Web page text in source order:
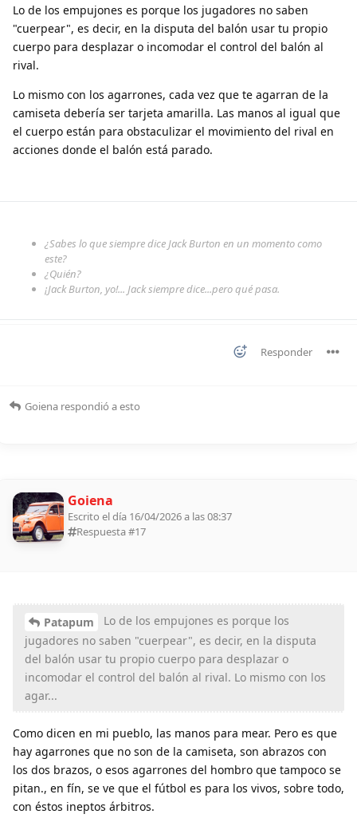
Lo de los empujones es porque los jugadores no saben
"cuerpear", es decir, en la disputa del balón usar tu propio
cuerpo para desplazar o incomodar el control del balón al
rival.
Lo mismo con los agarrones, cada vez que te agarran de la
camiseta debería ser tarjeta amarilla. Las manos al igual que
el cuerpo están para obstaculizar el movimiento del rival en
acciones donde el balón está parado.
¿Sabes lo que siempre dice Jack Burton en un momento como
este?
¿Quién?
¡Jack Burton, yo!... Jack siempre dice...pero qué pasa.
Responder
Goiena respondió a esto
Goiena
Escrito el día 16/04/2026 a las 08:37
Respuesta #17
Patapum
Lo de los empujones es porque los
jugadores no saben "cuerpear", es decir, en la disputa
del balón usar tu propio cuerpo para desplazar o
incomodar el control del balón al rival. Lo mismo con los
agar...
Como dicen en mi pueblo, las manos para mear. Pero es que
hay agarrones que no son de la camiseta, son abrazos con
los dos brazos, o esos agarrones del hombro que tampoco se
pitan., en fín, se ve que el fútbol es para los vivos, sobre todo,
con éstos ineptos árbitros.